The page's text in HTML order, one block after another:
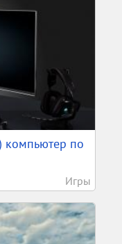
компьютер по
Игры